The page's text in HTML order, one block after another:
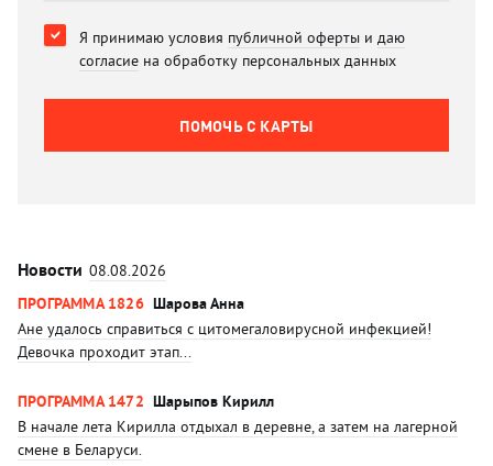
Я принимаю условия публичной оферты и даю
согласие на обработку персональных данных
ПОМОЧЬ C КАРТЫ
Новости 08.08.2026
ПРОГРАММА 1826 Шарова Анна
Ане удалось справиться с цитомегаловирусной инфекцией!
Девочка проходит этап...
ПРОГРАММА 1472 Шарыпов Кирилл
В начале лета Кирилла отдыхал в деревне, а затем на лагерной
смене в Беларуси.